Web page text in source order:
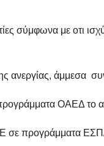
με οτι
ανεργίας, άμμεσα
ΟΑΕΔ το
σε προγράμματα